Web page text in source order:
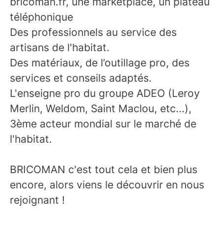
téléphonique
Des professionnels au service des
artisans de l'habitat.
Des matériaux, de l’outillage pro, des
services et conseils adaptés.
L'enseigne pro du groupe ADEO (Leroy
Merlin, Weldom, Saint Maclou, etc...),
3ème acteur mondial sur le marché de
l'habitat.
BRICOMAN c'est tout cela et bien plus
encore, alors viens le découvrir en nous
rejoignant !